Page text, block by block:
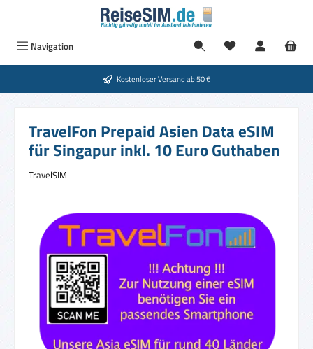
Zum Hauptinhalt springen
Navigation
Kostenloser Versand ab 50 €
TravelFon Prepaid Asien Data eSIM
für Singapur inkl. 10 Euro Guthaben
TravelSIM
Bildergalerie überspringen